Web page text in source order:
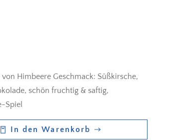
Himbeere Geschmack: Süßkirsche,
schön fruchtig & saftig,
Spiel
In den Warenkorb